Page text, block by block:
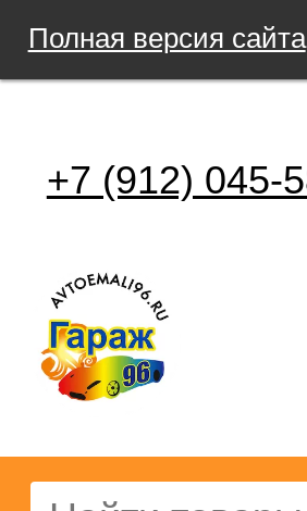
Полная версия сайта
+7 (912) 045-